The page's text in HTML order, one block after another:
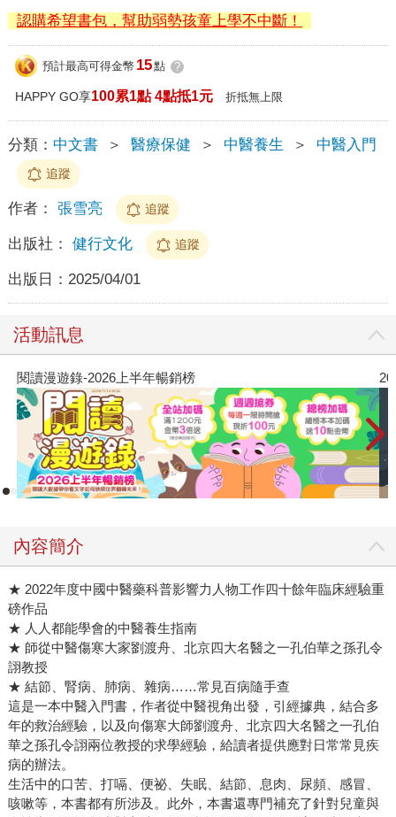
認購希望書包，幫助弱勢孩童上學不中斷！
預計最高可得金幣 15點 ?
HAPPY GO享100累1點 4點抵1元 折抵無上限
分類： 中文書 ＞ 醫療保健 ＞ 中醫養生 ＞ 中醫入門
追蹤
作者： 張雪亮 追蹤
出版社： 健行文化 追蹤
出版日： 2025/04/01
活動訊息
2026年8月金石堂強力推薦
內容簡介
★ 2022年度中國中醫藥科普影響力人物工作四十餘年臨床經驗重
磅作品
★ 人人都能學會的中醫養生指南
★ 師從中醫傷寒大家劉渡舟、北京四大名醫之一孔伯華之孫孔令
詡教授
★ 結節、腎病、肺病、雜病……常見百病隨手查
這是一本中醫入門書，作者從中醫視角出發，引經據典，結合多
年的救治經驗，以及向傷寒大師劉渡舟、北京四大名醫之一孔伯
華之孫孔令詡兩位教授的求學經驗，給讀者提供應對日常常見疾
病的辦法。
生活中的口苦、打嗝、便祕、失眠、結節、息肉、尿頻、感冒、
咳嗽等，本書都有所涉及。此外，本書還專門補充了針對兒童與